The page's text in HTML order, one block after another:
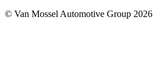
© Van Mossel Automotive Group 2026